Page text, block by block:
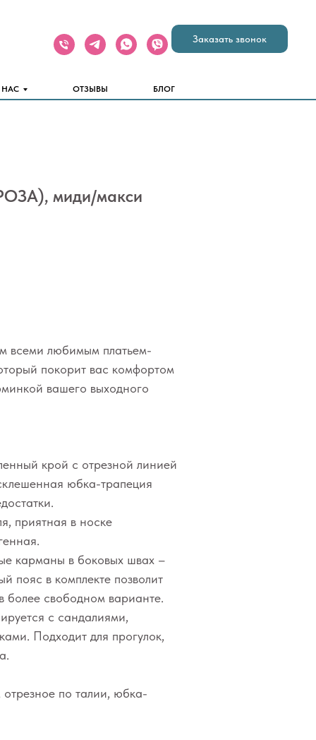
Заказать звонок
ОТЗЫВЫ БЛОГ
миди/макси
всеми любимым платьем-
покорит вас комфортом
вашего выходного
крой с отрезной линией
юбка-трапеция
приятная в носке
карманы в боковых швах –
пояс в комплекте позволит
более свободном варианте.
с сандалиями,
Подходит для прогулок,
по талии, юбка-